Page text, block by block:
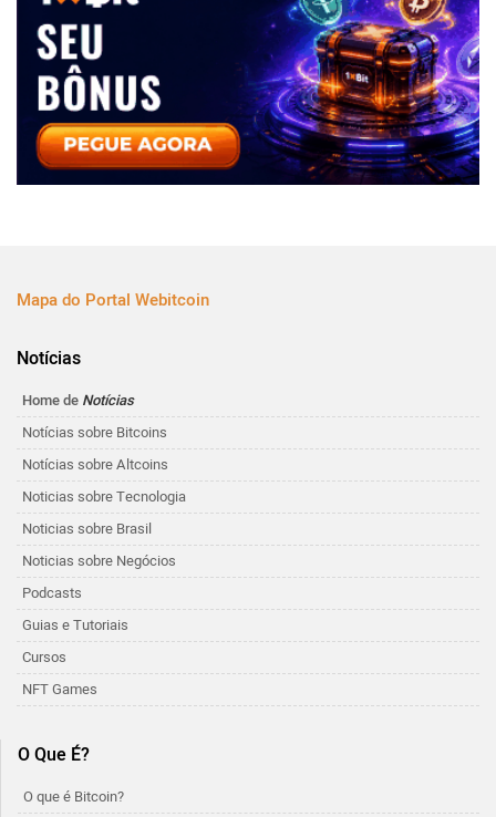
Mapa do Portal Webitcoin
Notícias
Home de Notícias
Notícias sobre Bitcoins
Notícias sobre Altcoins
Noticias sobre Tecnologia
Noticias sobre Brasil
Noticias sobre Negócios
Podcasts
Guias e Tutoriais
Cursos
NFT Games
O Que É?
O que é Bitcoin?